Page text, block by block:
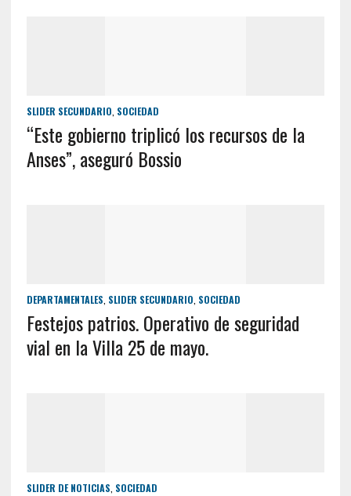
SLIDER SECUNDARIO SOCIEDAD
“Este gobierno triplicó los recursos de la
Anses”, aseguró Bossio
DEPARTAMENTALES SLIDER SECUNDARIO SOCIEDAD
Festejos patrios. Operativo de seguridad
vial en la Villa 25 de mayo.
SLIDER DE NOTICIAS SOCIEDAD